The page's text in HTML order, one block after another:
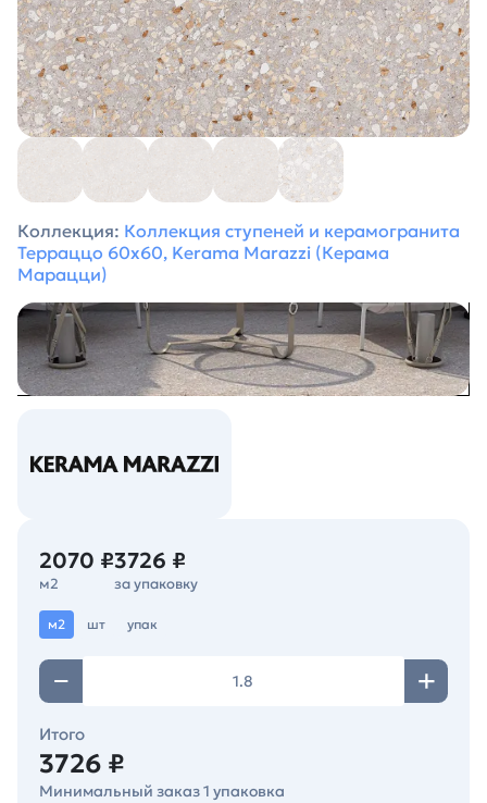
Коллекция: Коллекция ступеней и керамогранита
Терраццо 60х60, Kerama Marazzi (Керама
Марацци)
2070 ₽
м2
3726 ₽
за упаковку
м2 шт упак
Итого
3726 ₽
Минимальный заказ 1 упаковка